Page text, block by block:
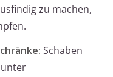
zu machen,
Schaben